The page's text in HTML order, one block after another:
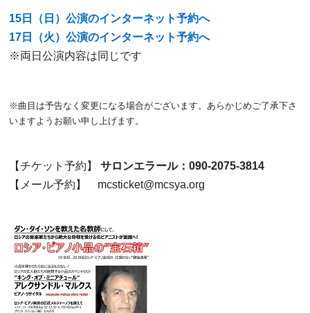
15日（日）公演のインターネット予約へ
17日（火）公演のインターネット予約へ
※両日公演内容は同じです
※曲目は予告なく変更になる場合がございます。あらかじめご了承下さ
いますようお願い申し上げます。
【チケット予約】サロンエラール：090-2075-3814
【メール予約】 mcsticket@mcsya.org